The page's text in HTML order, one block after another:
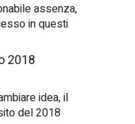
assenza,
in questi
2018
idea, il
del 2018